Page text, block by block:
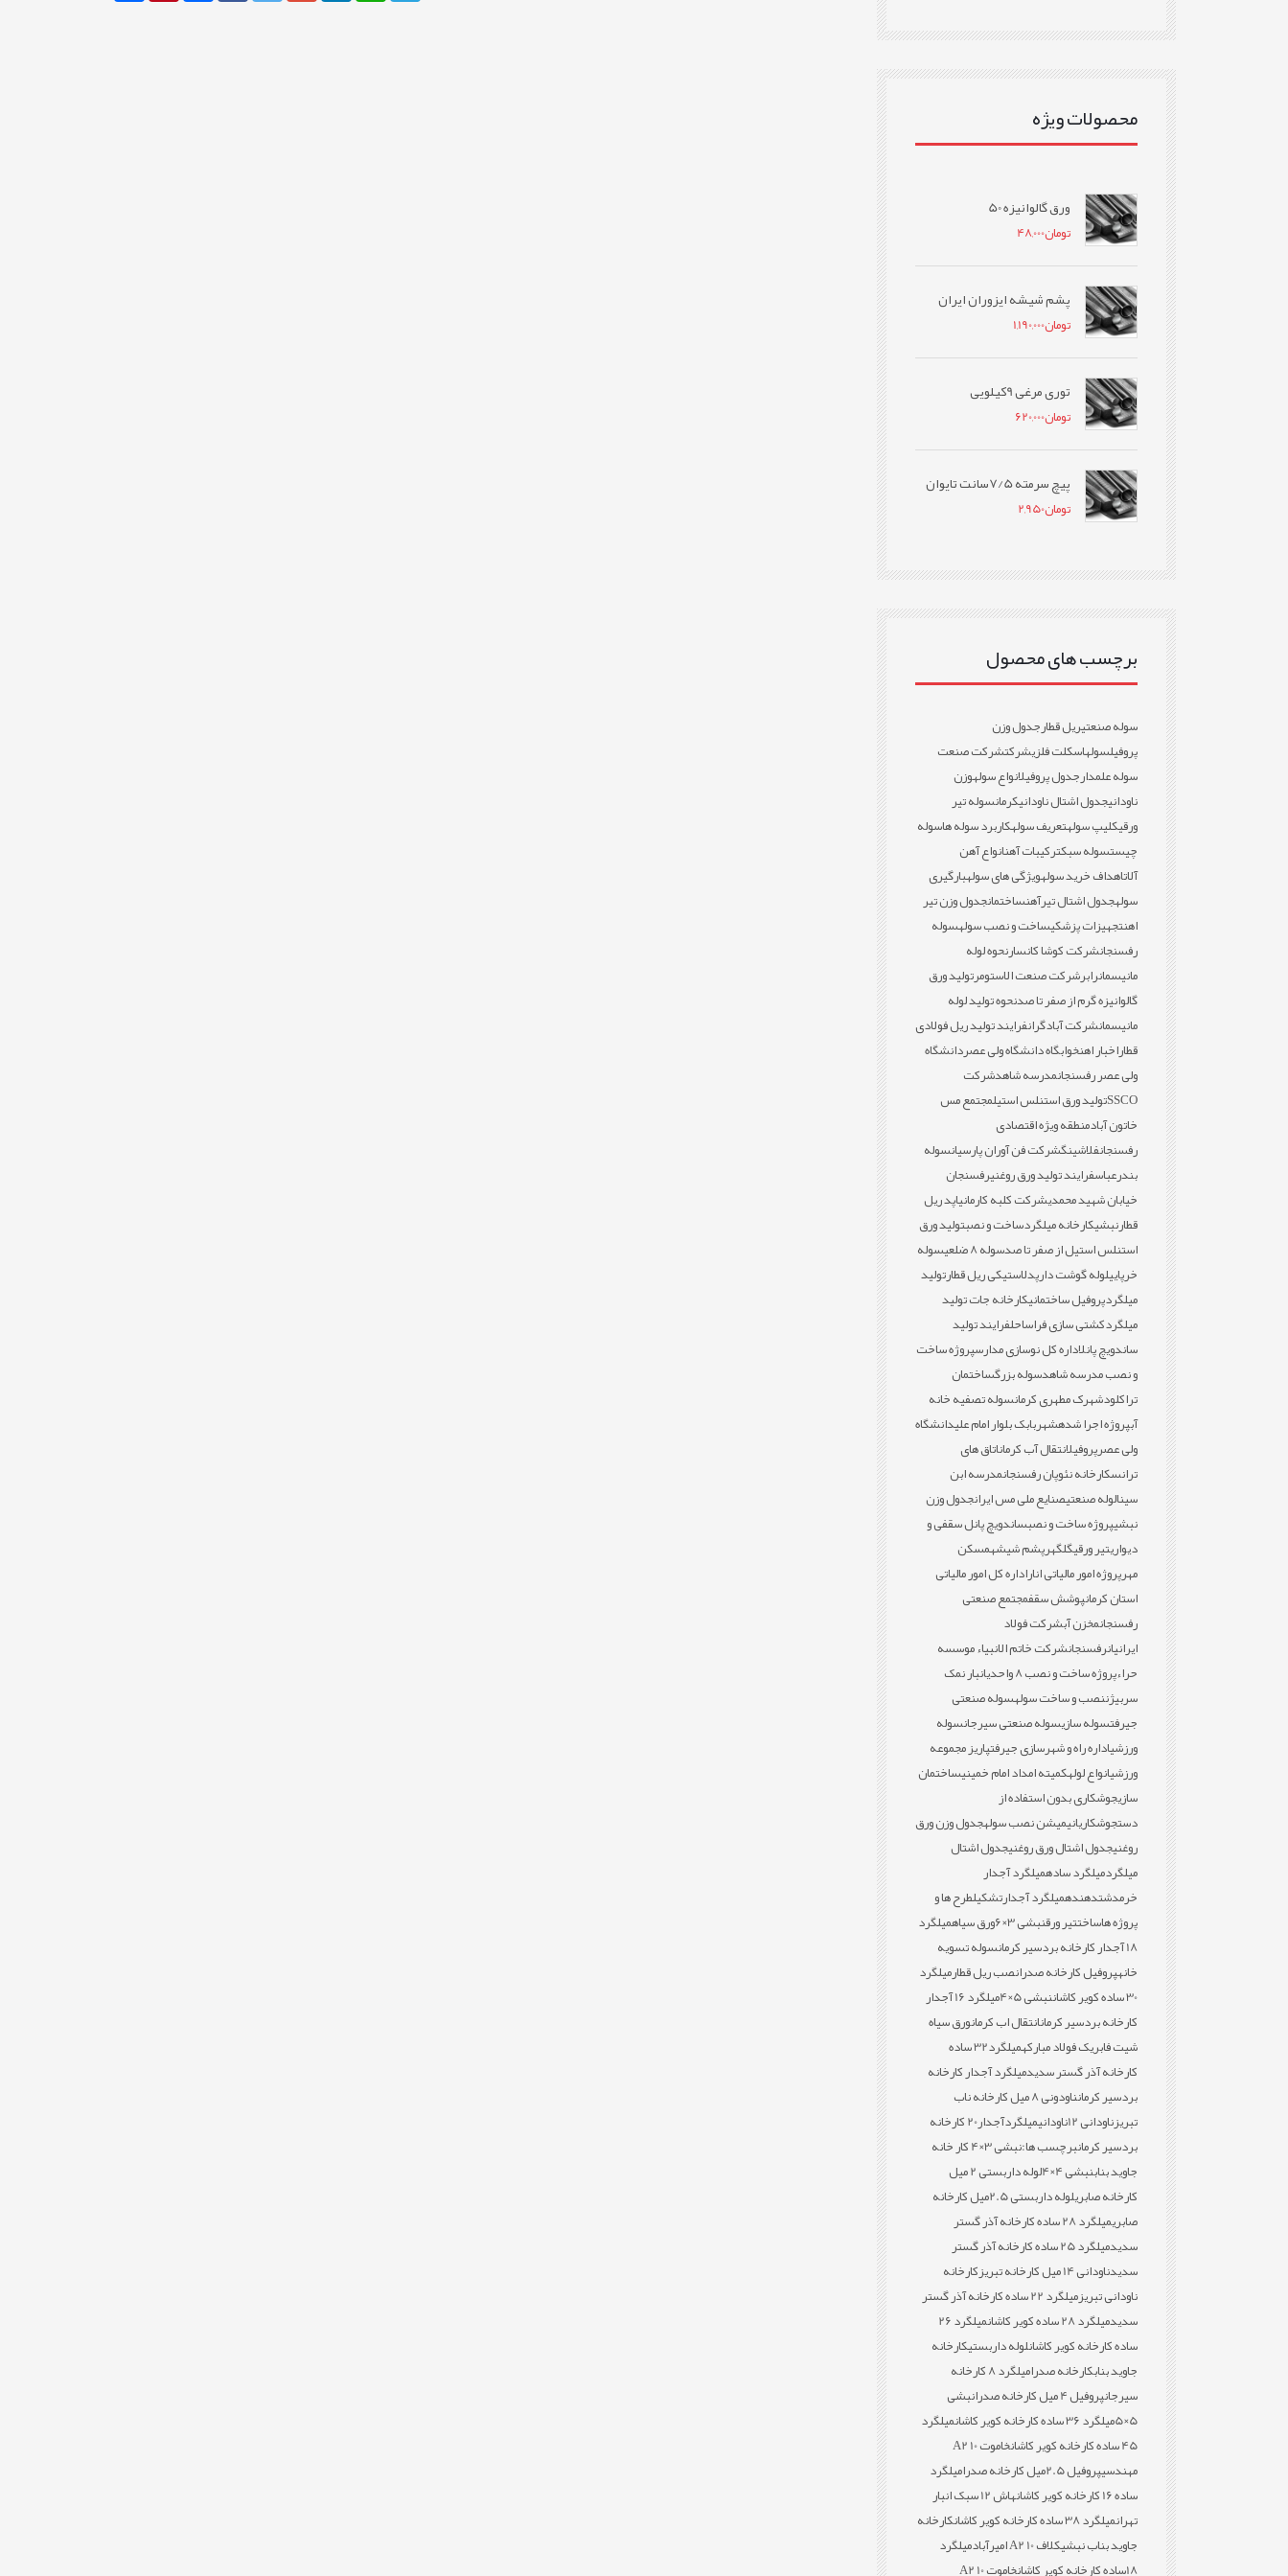
محصولات ویژه
ورق گالوانیزه 50
تومان48,000
پشم شیشه ایزوران ایران
تومان1,190,000
توری مرغی 9کیلویی
تومان620,000
پیچ سرمته 7/5سانت تایوان
تومان2,950
برچسب های محصول
سوله صنعتیریل قطارجدول وزن
پروفیلسولهاسکلت فلزیشرکتشرکت صنعت
سوله علمدارجدول پروفیلانواع سولهوزن
ناودانیجدول اشتال ناودانیکرمانسوله تیر
ورقیکلیپ سولهتعریف سولهکاربرد سوله هاسوله
چیستسوله سبکترکیبات آهنانواع آهن
آلاتاهداف خرید سولهویژگی های سولهبارگیری
سولهجدول اشتال تیرآهنساختمانجدول وزن تیر
اهنتجهیزات پزشکیساخت و نصب سولهسوله
رفسنجانشرکت کوشا کانسارنحوه لوله
مانیسمانرابرشرکت صنعت الاستومرتولید ورق
گالوانیزه گرم از صفر تا صدنحوه تولید لوله
مانیسمانشرکت آبادگرانفرایند تولید ریل فولادی
قطاراخبار اهنخوابگاه دانشگاه ولی عصردانشگاه
ولی عصر رفسنجانمدرسه شاهدشرکت
SSCOتولید ورق استنلس استیلمجتمع مس
خاتون آبادمنطقه ویژه اقتصادی
رفسنجانفلاشینگشرکت فن آوران پارسیانسوله
بندرعباسفرایند تولید ورق روغنیرفسنجان
خیابان شهید محمدیشرکت کلبه کارمانیاپد ریل
قطارنبشیکارخانه میلگردساخت و نصبتولید ورق
استنلس استیل از صفر تا صدسوله 8 ضلعی
سوله
خرپاییلوله گوشت دارپدلاستیکی ریل قطارتولید
میلگردپروفیل ساختمانیکارخانه جات تولید
میلگردکشتی سازی فراساحلفرایند تولید
ساندویچ پانلاداره کل نوسازی مدارسپروژه ساخت
و نصب مدرسه شاهدسوله بزرگساختمان
تراکلودشهرک مطهری کرمانسوله تصفیه خانه
آبپروژه اجرا شدهشهربابک بلوار امام علیدانشگاه
ولی عصرپروفیلانتقال آب کرماناتاق های
ترانسکارخانه نئوپان رفسنجانمدرسه ابن
سینالوله صنعتیصنایع ملی مس ایرانجدول وزن
نبشیپروژه ساخت و نصبساندویچ پانل سقفی و
دیواریتیر ورقیگلگهرپشم شیشهمسکن
مهرپروژه امور مالیاتی اناراداره کل امور مالیاتی
استان کرمانپوشش سقفمجتمع صنعتی
رفسنجانمخزن آبشرکت فولاد
ایرانیانرفسنجانشرکت خاتم الانبیاء موسسه
حراءپروژه ساخت و نصب 8 واحدی
انبار نمک
سربیژننصب و ساخت سولهسوله صنعتی
جیرفتسوله سازیسوله صنعتی سیرجانسوله
ورزشیاداره راه و شهرسازی جیرفتپاریز مجموعه
ورزشیانواع لولهکمیته امداد امام خمینیساختمان
سازیجوشکاری بدون استفاده از
دستجوشکاریانیمیشن نصب سولهجدول وزن ورق
روغنیجدول اشتال ورق روغنیجدول اشتال
میلگردمیلگرد سادهمیلگرد آجدار
خرمدشتدهندهمیلگرد آجدارتشکیلطرح ها و
پروژه هاساختتیر ورقنبشی 3×6 ورق سیاهمیلگرد
18 آجدار کارخانه بردسیر کرمان
سوله تسویه
خانهپروفیل کارخانه صدرانصب ریل قطارمیلگرد
30 ساده کویر کاشان
نبشی 5×4
میلگرد 16 آجدار
کارخانه بردسیر کرمانانتقال اب کرمانورق سیاه
شیت فابریک فولاد مبارکه
میلگرد32 ساده
کارخانه آذر گستر سدیدمیلگرد آجدار کارخانه
بردسیر کرمان
ناودونی 8 میل کارخانه ناب
تبریزناودانی 12 ناودانی
میلگردآجدار20 کارخانه
بردسیر کرمانبرچسب ها:
نبشی 3×4 کار خانه
جاوید بنابنبشی 4×4
لوله داربستی 2 میل
کارخانه صابری
لوله داربستی 2.5میل کارخانه
صابری
میلگرد 28 ساده کارخانه آذر گستر
سدید
میلگرد 25 ساده کارخانه آذر گستر
سدیدناودانی 14 میل کارخانه تبریز
کارخانه
ناودانی تبریز
میلگرد 22 ساده کارخانه آذر گستر
سدیدمیلگرد 28 ساده کویر کاشان
میلگرد 26
ساده کارخانه کویر کاشانلوله داربستیکارخانه
جاوید بنابکارخانه صدرا
میلگرد 8 کارخانه
سیرجانپروفیل 4 میل کارخانه صدرا
نبشی
5×5
میلگرد 36 ساده کارخانه کویر کاشان
میلگرد
45 ساده کارخانه کویر کاشان
خاموت 10 A2
مهندسیپروفیل 2.5میل کارخانه صدرا
میلگرد
ساده 16 کارخانه کویر کاشان
هاش 12 سبک انبار
تهرانمیلگرد 38 ساده کارخانه کویر کاشان
کارخانه
جاوید بناب نبشیکلاف 10 A2 امیرآباد
میلگرد
18ساده کارخانه کویر کاشان
خاموت 10 A2